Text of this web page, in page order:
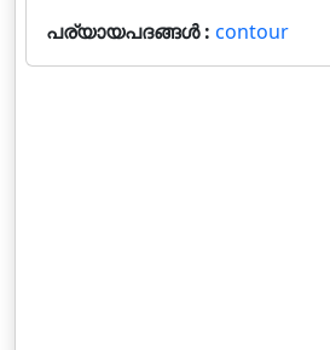
പര്യായപദങ്ങൾ : contour